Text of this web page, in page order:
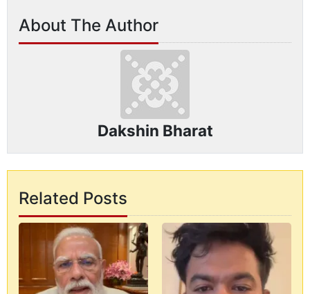
About The Author
Dakshin Bharat
Related Posts